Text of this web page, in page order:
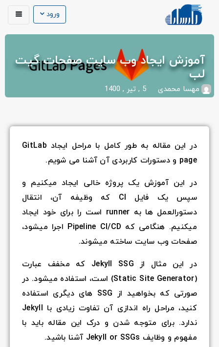
ورود
آموزش ایجاد وب سایت صفحات گیت
لب
مهسا محمدی 5 , تیر , 1400
در این مقاله به طور کامل با مراحل ایجاد GitLab
page و دستورات کاربردی آن آشنا می شویم.
در این آموزش یک پروژه خالی ایجاد میکنیم و
سپس یک فایل CI که وظیفه آن، انتقال
دستورالعمل ها به runner است را برای خود ایجاد
میکنیم. هنگامی که Pipeline CI/CD اجرا میشود،
صفحات وب سایت ساخته میشوند.
در این مثال از Jekyll SSG که مخفف عبارت
(Static Site Generator) است، استفاده میشود. در
صورتی که بخواهید از SSG های دیگری استفاده
کنید، مراحل راه اندازی آن تفاوت زیادی با Jekyll
ندارد. برای متوجه شدن و درک این مقاله باید با
مفهوم و وظایف Jekyll or SSGs آشنا باشید.